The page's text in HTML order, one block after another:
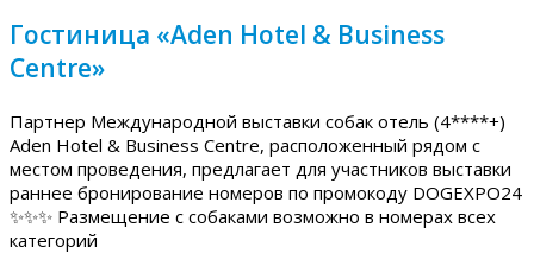
Гостиница «Aden Hotel & Business
Centre»
Партнер Международной выставки собак отель (4****+)
Aden Hotel & Business Centre, расположенный рядом с
местом проведения, предлагает для участников выставки
раннее бронирование номеров по промокоду DOGEXPO24
✨✨✨ Размещение с собаками возможно в номерах всех
категорий